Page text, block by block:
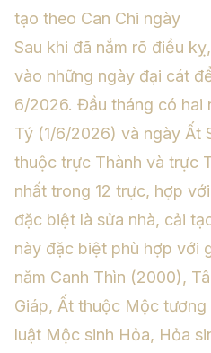
tạo theo Can Chi ngày
Sau khi đã nắm rõ điều
vào những ngày đại cát
6/2026. Đầu tháng có hai
Tý (1/6/2026) và ngày Ất
thuộc trực Thành và trực
nhất trong 12 trực, hợp
đặc biệt là sửa nhà, cải
này đặc biệt phù hợp với
năm Canh Thìn (2000),
Giáp, Ất thuộc Mộc
luật Mộc sinh Hỏa, Hỏa